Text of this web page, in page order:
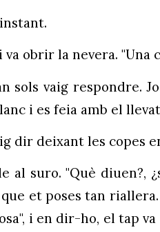
va obrir la nevera.
sols vaig respondre.
i es feia amb el
dir deixant les copes
al suro. "Què
et poses tan
i en dir-ho, el tap